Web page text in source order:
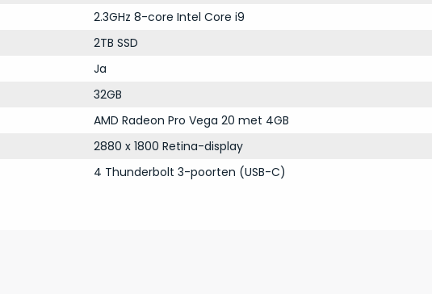
2.3GHz 8-core Intel Core i9
2TB SSD
Ja
32GB
AMD Radeon Pro Vega 20 met 4GB
2880 x 1800 Retina-display
4 Thunderbolt 3-poorten (USB-C)